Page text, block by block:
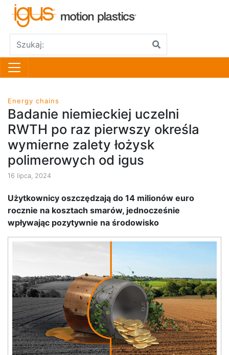
Energy chains
Badanie niemieckiej uczelni
RWTH po raz pierwszy określa
wymierne zalety łożysk
polimerowych od igus
16 lipca, 2024
Użytkownicy oszczędzają do 14 milionów euro
rocznie na kosztach smarów, jednocześnie
wpływając pozytywnie na środowisko